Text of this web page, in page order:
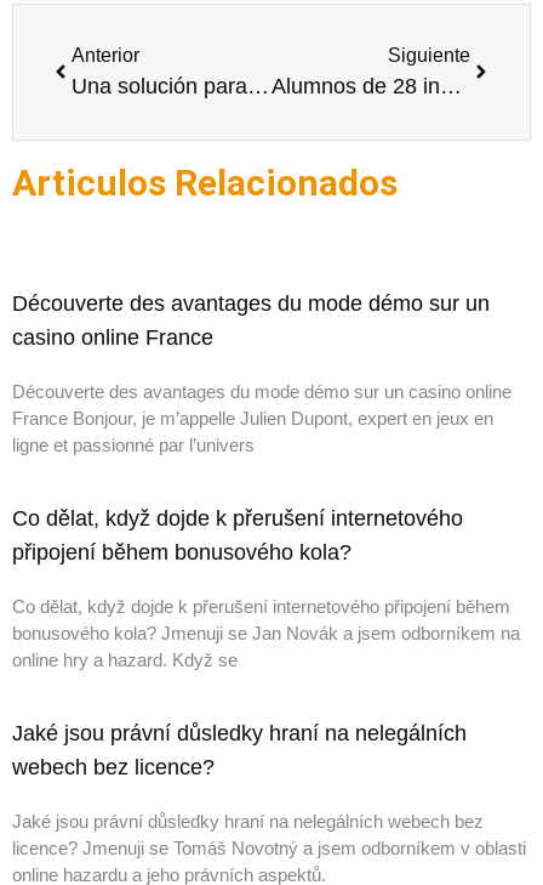
Anterior
Una solución para la educación: La innovación
Siguiente
Alumnos de 28 instituciones accederán a tablets a fin de año.
Articulos Relacionados
Découverte des avantages du mode démo sur un
casino online France
Découverte des avantages du mode démo sur un casino online
France Bonjour, je m’appelle Julien Dupont, expert en jeux en
ligne et passionné par l’univers
Co dělat, když dojde k přerušení internetového
připojení během bonusového kola?
Co dělat, když dojde k přerušení internetového připojení během
bonusového kola? Jmenuji se Jan Novák a jsem odborníkem na
online hry a hazard. Když se
Jaké jsou právní důsledky hraní na nelegálních
webech bez licence?
Jaké jsou právní důsledky hraní na nelegálních webech bez
licence? Jmenuji se Tomáš Novotný a jsem odborníkem v oblasti
online hazardu a jeho právních aspektů.